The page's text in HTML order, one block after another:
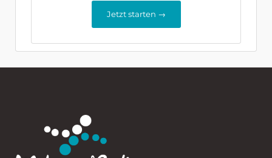
Jetzt starten →